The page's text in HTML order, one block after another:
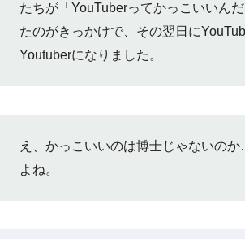
たちが「YouTuberってかっこいいん
たのがきっかけで、その翌日に
Youtuberになりました。
え、かっこいいのは博士じゃないの
よね。